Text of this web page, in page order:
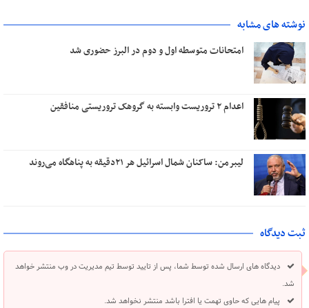
نوشته های مشابه
امتحانات متوسطه اول و دوم در البرز حضوری شد
اعدام ۲ تروریست وابسته به گروهک تروریستی منافقین
لیبرمن: ساکنان شمال اسرائیل هر ۲۱دقیقه به پناهگاه می‌روند
ثبت دیدگاه
دیدگاه های ارسال شده توسط شما، پس از تایید توسط تیم مدیریت در وب منتشر خواهد
شد.
پیام هایی که حاوی تهمت یا افترا باشد منتشر نخواهد شد.